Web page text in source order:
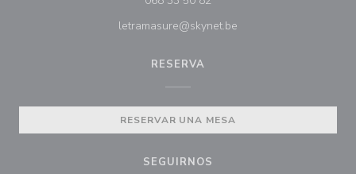
letramasure@skynet.be
RESERVA
RESERVAR UNA MESA
SEGUIRNOS